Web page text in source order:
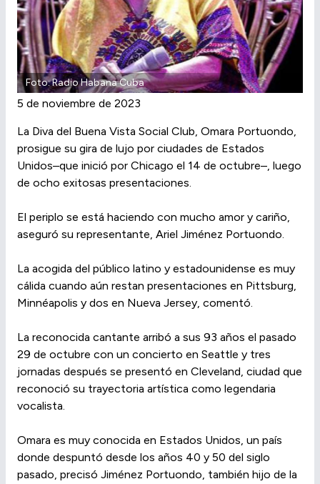
Foto: Radio Habana Cuba
5 de noviembre de 2023
La Diva del Buena Vista Social Club, Omara Portuondo,
prosigue su gira de lujo por ciudades de Estados
Unidos–que inició por Chicago el 14 de octubre–, luego
de ocho exitosas presentaciones.
El periplo se está haciendo con mucho amor y cariño,
aseguró su representante, Ariel Jiménez Portuondo.
La acogida del público latino y estadounidense es muy
cálida cuando aún restan presentaciones en Pittsburg,
Minnéapolis y dos en Nueva Jersey, comentó.
La reconocida cantante arribó a sus 93 años el pasado
29 de octubre con un concierto en Seattle y tres
jornadas después se presentó en Cleveland, ciudad que
reconoció su trayectoria artística como legendaria
vocalista.
Omara es muy conocida en Estados Unidos, un país
donde despuntó desde los años 40 y 50 del siglo
pasado, precisó Jiménez Portuondo, también hijo de la